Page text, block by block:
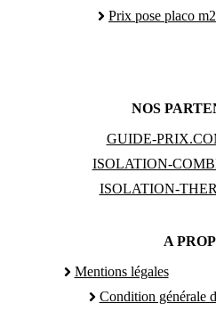
Prix pose placo
NOS
GUIDE-
ISOLATION-
ISOLATION-
A
Mentions légales
Condition générale